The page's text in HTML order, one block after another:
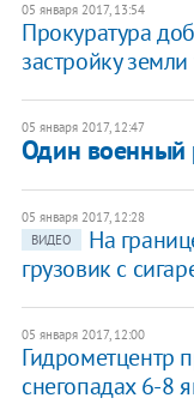
05 января 2017, 13:54
Прокуратура
застройку
05 января 2017, 12:47
Один военный
05 января 2017, 12:28
ВИДЕО
​На
грузовик с
05 января 2017, 12:00
Гидрометцентр
снегопадах 6-8